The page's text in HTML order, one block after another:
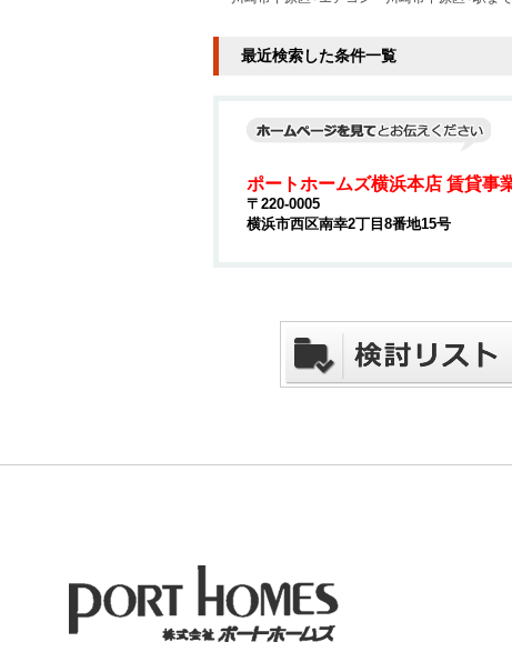
最近検索した条件一覧
ポートホームズ横浜本店 賃貸事
〒220-0005
横浜市西区南幸2丁目8番地15号